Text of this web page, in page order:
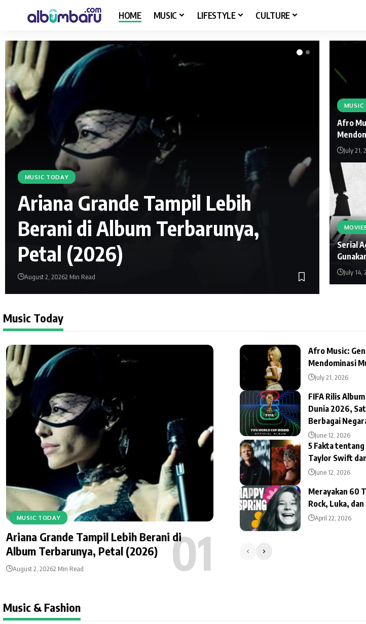
HOME MUSIC LIFESTYLE CULTURE
MUSIC TODAY
Ariana Grande Tampil Lebih
Berani di Album Terbarunya,
Petal (2026)
August 2, 20262 Min Read July 31,
MUSIC
Afro
July 21,
MOVIES
Serial
July 14,
Music Today
MUSIC TODAY
Ariana Grande Tampil Lebih Berani di
Album Terbarunya, Petal (2026)
August 2, 20262 Min Read
Afro Music:
Mendominasi
July 21, 2026
FIFA Rilis
Dunia 2026,
Berbagai
June 12, 2026
5 Fakta
Taylor Swift
June 12, 2026
Merayakan 60
Rock, Luka,
April 22, 2026
Music & Fashion